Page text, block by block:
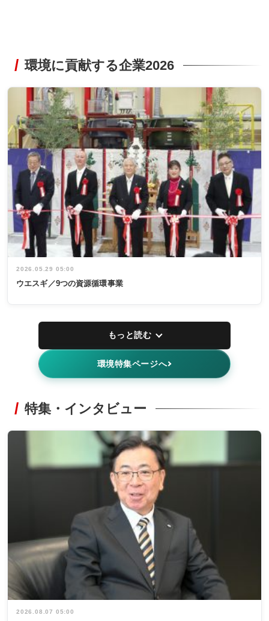
環境に貢献する企業2026
2026.05.29 05:00
ウエスギ／9つの資源循環事業
もっと読む
環境特集ページへ
特集・インタビュー
2026.08.07 05:00